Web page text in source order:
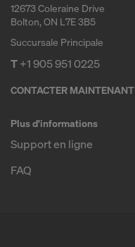
12673 Coleraine Drive
Bolton, ON L7E 3B5
Succursale Principale
T+1 905 951 0225
CONTACTER MAINTENANT
Plus d'informations
Support en ligne
FAQ